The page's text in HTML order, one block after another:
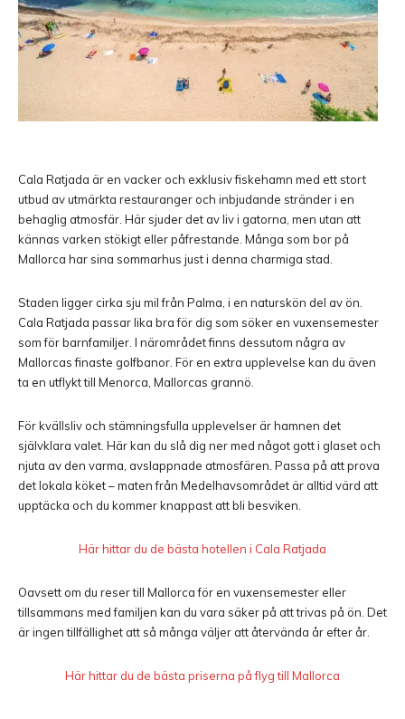
Cala Ratjada är en vacker och exklusiv fiskehamn med ett stort
utbud av utmärkta restauranger och inbjudande stränder i en
behaglig atmosfär. Här sjuder det av liv i gatorna, men utan att
kännas varken stökigt eller påfrestande. Många som bor på
Mallorca har sina sommarhus just i denna charmiga stad.
Staden ligger cirka sju mil från Palma , i en naturskön del av ön.
Cala Ratjada passar lika bra för dig som söker en vuxensemester
som för barnfamiljer. I närområdet finns dessutom några av
Mallorcas finaste golfbanor. För en extra upplevelse kan du även
ta en utflykt till Menorca , Mallorcas grannö.
För kvällsliv och stämningsfulla upplevelser är hamnen det
självklara valet. Här kan du slå dig ner med något gott i glaset och
njuta av den varma, avslappnade atmosfären. Passa på att prova
det lokala köket – maten från Medelhavsområdet är alltid värd att
upptäcka och du kommer knappast att bli besviken.
Här hittar du de bästa hotellen i Cala Ratjada
Oavsett om du reser till Mallorca för en vuxensemester eller
tillsammans med familjen kan du vara säker på att trivas på ön. Det
är ingen tillfällighet att så många väljer att återvända år efter år.
Här hittar du de bästa priserna på flyg till Mallorca